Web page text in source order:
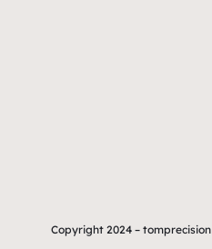
Copyright 2024 – tomprecision